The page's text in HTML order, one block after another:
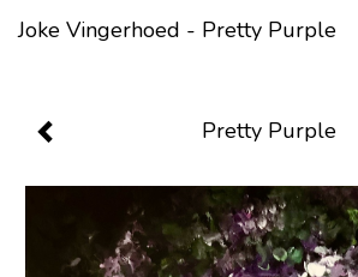
Joke Vingerhoed - Pretty Purple
Pretty Purple